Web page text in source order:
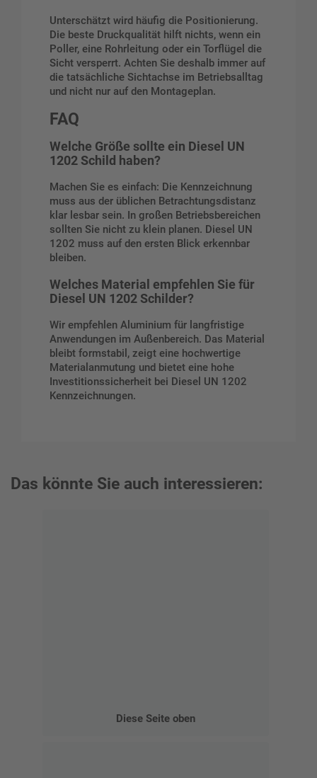
Unterschätzt wird häufig die Positionierung.
Die beste Druckqualität hilft nichts, wenn ein
Poller, eine Rohrleitung oder ein Torflügel die
Sicht versperrt. Achten Sie deshalb immer auf
die tatsächliche Sichtachse im Betriebsalltag
und nicht nur auf den Montageplan.
FAQ
Welche Größe sollte ein Diesel UN
1202 Schild haben?
Machen Sie es einfach: Die Kennzeichnung
muss aus der üblichen Betrachtungsdistanz
klar lesbar sein. In großen Betriebsbereichen
sollten Sie nicht zu klein planen. Diesel UN
1202 muss auf den ersten Blick erkennbar
bleiben.
Welches Material empfehlen Sie für
Diesel UN 1202 Schilder?
Wir empfehlen Aluminium für langfristige
Anwendungen im Außenbereich. Das Material
bleibt formstabil, zeigt eine hochwertige
Materialanmutung und bietet eine hohe
Investitionssicherheit bei Diesel UN 1202
Kennzeichnungen.
Das könnte Sie auch interessieren:
Diese Seite oben